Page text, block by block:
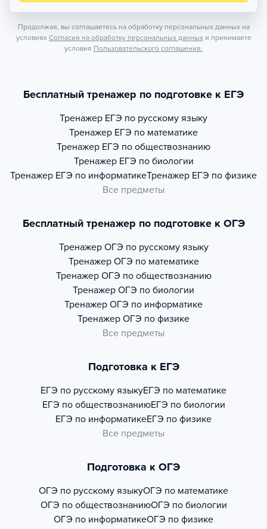
Продолжая, вы соглашаетесь на обработку персональных данных на
условиях Согласия на обработку персональных данных и принимаете
условия Пользовательского соглашения.
Бесплатный тренажер по подготовке к ЕГЭ
Тренажер ЕГЭ по русскому языку
Тренажер ЕГЭ по математике
Тренажер ЕГЭ по обществознанию
Тренажер ЕГЭ по биологии
Тренажер ЕГЭ по информатикеТренажер ЕГЭ по физике
Все предметы
Бесплатный тренажер по подготовке к ОГЭ
Тренажер ОГЭ по русскому языку
Тренажер ОГЭ по математике
Тренажер ОГЭ по обществознанию
Тренажер ОГЭ по биологии
Тренажер ОГЭ по информатике
Тренажер ОГЭ по физике
Все предметы
Подготовка к ЕГЭ
ЕГЭ по русскому языкуЕГЭ по математике
ЕГЭ по обществознаниюЕГЭ по биологии
ЕГЭ по информатикеЕГЭ по физике
Все предметы
Подготовка к ОГЭ
ОГЭ по русскому языкуОГЭ по математике
ОГЭ по обществознаниюОГЭ по биологии
ОГЭ по информатикеОГЭ по физике